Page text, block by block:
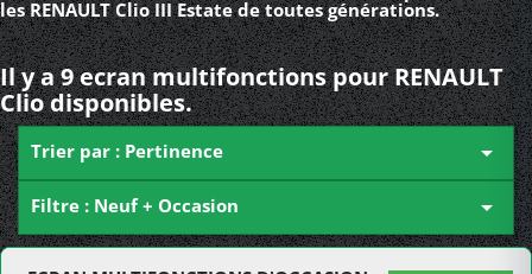
les RENAULT Clio III Estate de toutes générations.
Il y a 9 ecran multifonctions pour RENAULT
Clio disponibles.
Trier par : Pertinence 
Filtre : Neuf + Occasion 